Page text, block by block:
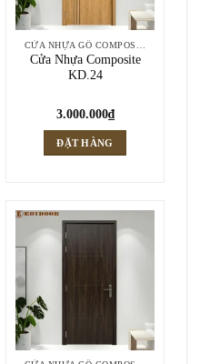
Cửa Nhựa Composite
KD.24
3.000.000₫
ĐẶT HÀNG